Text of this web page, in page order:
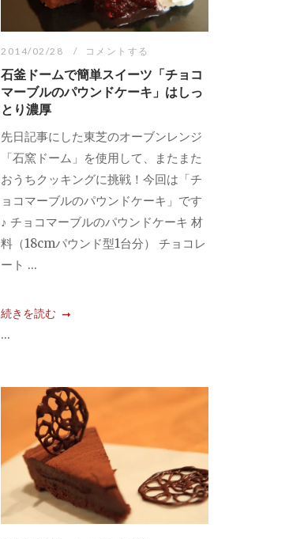
2014/02/28 コメントする
石釜ドームで簡単スイーツ「チョコ
マーブルのパウンドケーキ」はしっ
とり濃厚
先日記事にした東芝のオーブンレンジ
「石窯ドーム」を使用して、またまた
おうちクッキングに挑戦！今回は「チ
ョコマーブルのパウンドケーキ」です
♪ チョコマーブルのパウンドケーキ 材
料（18cmパウンド型1台分） チョコレ
ート ...
続きを読む
...